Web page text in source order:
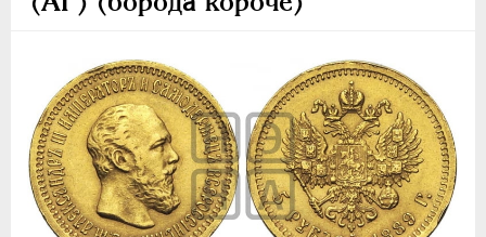
ИОАНН АНТОНОВИЧ 1740-1741
ПЕТР III 1762-1762
ЕКАТЕРИНА II 1762-1796
ПАВЕЛ I 1796-1801
АЛЕКСАНДР I 1801-1825
НИКОЛАЙ I 1826-1855
АЛЕКСАНДР II 1855-1881